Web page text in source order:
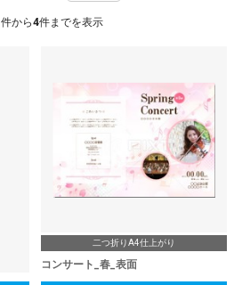
件から4件までを表示
二つ折りA4仕上がり
コンサート_春_表面